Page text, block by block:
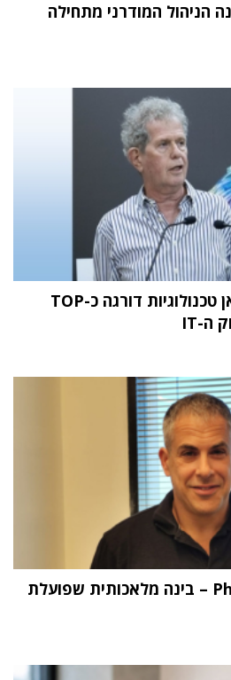
הניהול המודרני מתחילה
מחקר STKI השנתי: וואן טכנולוגיות דורגה כ-TOP
"העתיד הוא Physical AI – בינה מלאכותית שפועלת